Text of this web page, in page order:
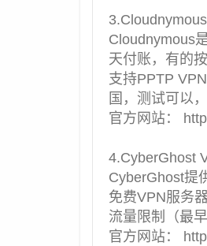
3.Cloudnymous
Cloudnymous
天付账，有的
支持PPTP
国 ，测试可以
官方网站：
4.CyberGhost
CyberGhost提
免费VPN服务
流量限制（最
官方网站：